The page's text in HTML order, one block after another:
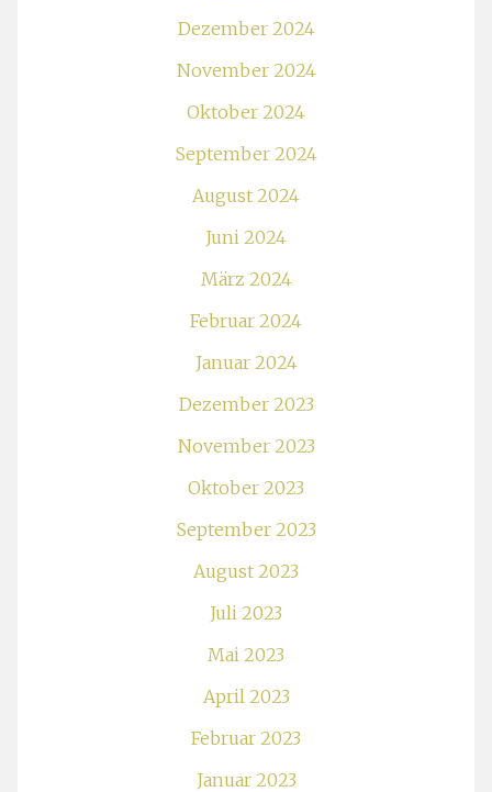
Dezember 2024
November 2024
Oktober 2024
September 2024
August 2024
Juni 2024
März 2024
Februar 2024
Januar 2024
Dezember 2023
November 2023
Oktober 2023
September 2023
August 2023
Juli 2023
Mai 2023
April 2023
Februar 2023
Januar 2023